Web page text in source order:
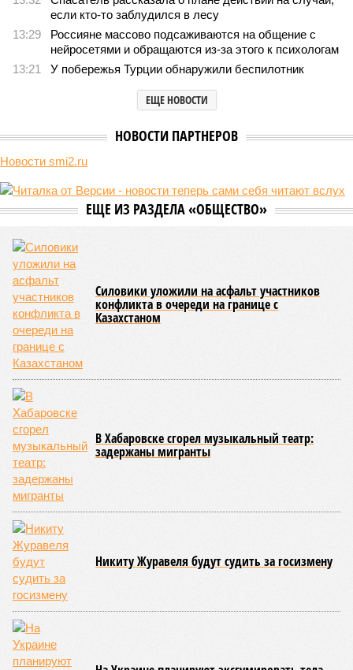
В нескольких станциях от уже сданного «Сказочного
леса» пайщики ЖК «Станция Л» продолжают ждать от
компании Capital Group начала реальной достройки
В нескольких станциях от уже сданного «Сказочного леса» пайщики ЖК
реальной достройки (изображение сгенерировано ИИ)
уже получают ключи – в мае 2026 года были получены
заключение о соответствии проектной документации и
разрешение на ввод жилищного комплекса в эксплуатацию –
совсем недалеко, в паре станций метро южнее, на Люблинской
улице, картина, можно сказать, прямо противоположная.
ЖК «Светлый мир «Станция Л»: та же группа компаний-
банкрот Seven Suns Development, та же
схема достройки через Capital Group осенью 2024 года, но
за прошедшие два года результатов, по словам дольщиков,
практически не видно. Поинформациииз профильных
порталов, первую очередь ЖК строители обещают сдать к
декабрю 2026 г., вторую – к марту 2028-го. Но никто при
этом из кураторов стройки не задается вопросом: как эти
сроки должны материализоваться? На строительной
площадке, по свидетельствам дольщиков, регулярно
бывающих у забора, какая-либо техника отсутствует. Ни
бетононасосов, ни работающих кранов, ни признаков
мобилизации подрядчиков. При том, что до «декабря 2026»
осталось менее полугода.
Если в «Сказочном лесу» техзаказчик публично
отчитывался о поэтапной готовности – 90%, затем 97%, с
конкретными инженерными работами (усиление
монолитных конструкций, устранение проектных ошибок) –